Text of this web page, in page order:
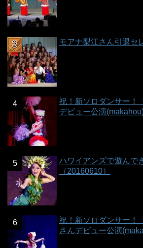
モアナ梨江さん引退セ
祝！新ソロダンサー！
デビュー公演
ハワイアンズで遊んで
（20160610）
祝！新ソロダンサー！
さんデビュー公演